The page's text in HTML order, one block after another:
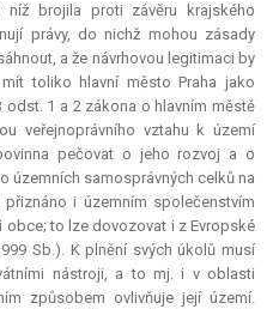
níž brojila proti závěru krajského
právy, do nichž mohou zásady
a že návrhovou legitimaci by
toliko hlavní město Praha jako
1 a 2 zákona o hlavním městě
veřejnoprávního vztahu k území
pečovat o jeho rozvoj a o
územních samosprávných celků na
i územním společenstvím
obce; to lze dovozovat i z Evropské
Sb.). K plnění svých úkolů musí
nástroji, a to mj. i v oblasti
způsobem ovlivňuje její území.